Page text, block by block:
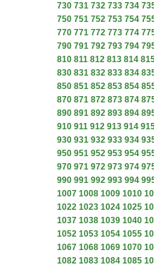
730 731 732 733 734
750 751 752 753 754
770 771 772 773 774
790 791 792 793 794
810 811 812 813 814
830 831 832 833 834
850 851 852 853 854
870 871 872 873 874
890 891 892 893 894
910 911 912 913 914
930 931 932 933 934
950 951 952 953 954
970 971 972 973 974
990 991 992 993 994
1007 1008 1009 1010
1022 1023 1024 1025
1037 1038 1039 1040
1052 1053 1054 1055
1067 1068 1069 1070
1082 1083 1084 1085